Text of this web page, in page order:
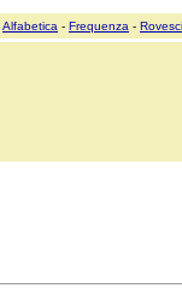
Alfabetica - Frequenza -